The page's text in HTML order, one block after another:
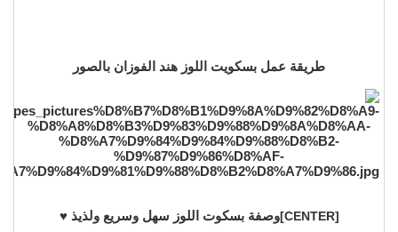
طريقة عمل بسكويت اللوز هند الفوزان بالصور
[CENTER]
وصفة بسكوت اللوز سهل وسريع ولذيذ ♥️